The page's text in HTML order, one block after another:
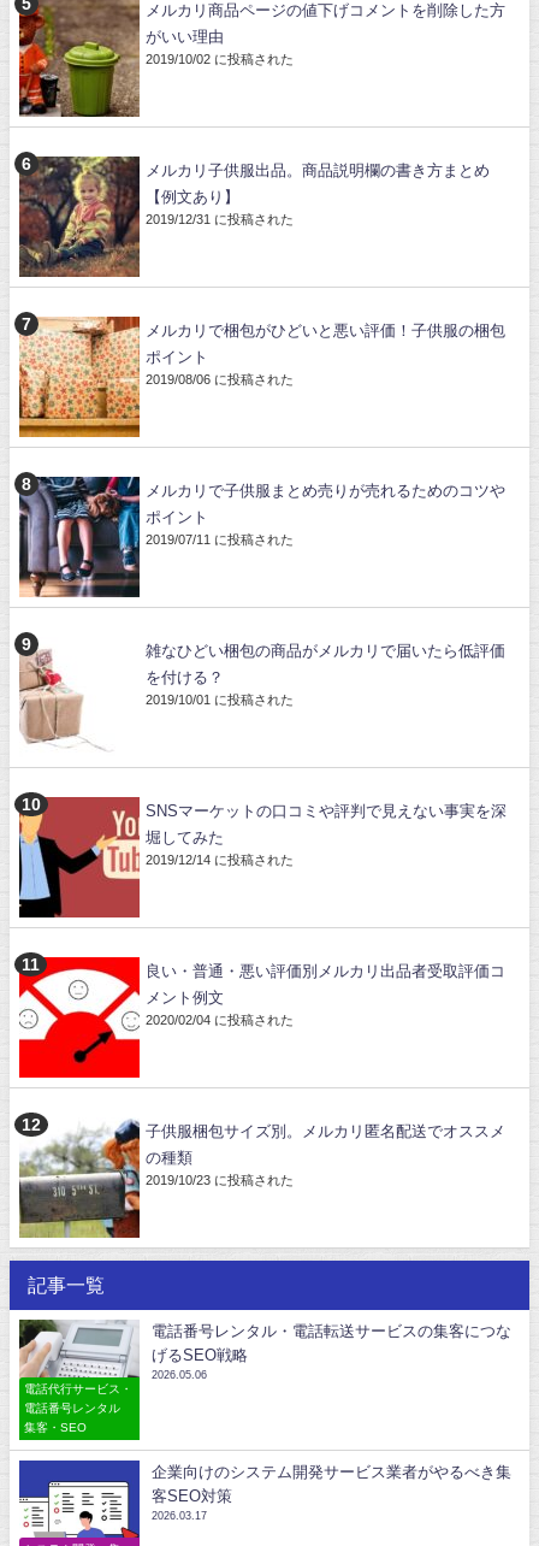
メルカリ商品ページの値下げコメントを削除した方
がいい理由
2019/10/02 に投稿された
メルカリ子供服出品。商品説明欄の書き方まとめ
【例文あり】
2019/12/31 に投稿された
メルカリで梱包がひどいと悪い評価！子供服の梱包
ポイント
2019/08/06 に投稿された
メルカリで子供服まとめ売りが売れるためのコツや
ポイント
2019/07/11 に投稿された
雑なひどい梱包の商品がメルカリで届いたら低評価
を付ける？
2019/10/01 に投稿された
SNSマーケットの口コミや評判で見えない事実を深
堀してみた
2019/12/14 に投稿された
良い・普通・悪い評価別メルカリ出品者受取評価コ
メント例文
2020/02/04 に投稿された
子供服梱包サイズ別。メルカリ匿名配送でオススメ
の種類
2019/10/23 に投稿された
記事一覧
電話代行サービス・
電話番号レンタル
集客・SEO
電話番号レンタル・電話転送サービスの集客につな
げるSEO戦略
2026.05.06
企業向けのシステム開発サービス業者がやるべき集
客SEO対策
2026.03.17